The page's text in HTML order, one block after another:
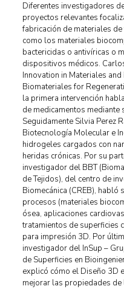
Diferentes investigadores
proyectos relevantes
fabricación de materiales
como los materiales
bactericidas o antivíricas o
dispositivos médicos.
Innovation in Materiales
Biomateriales for
la primera intervención
de medicamentos
Seguidamente Silvia Perez
Biotecnología Molecular e
hidrogeles cargados con
heridas crónicas. Por su
investigador del BBT
de Tejidos), del centro de
Biomecánica (CREB),
procesos (materiales
ósea, aplicaciones
tratamientos de superficies
para impresión 3D. Por
investigador del InSup –
de Superficies en
explicó cómo el Diseño 3D
mejorar las propiedades